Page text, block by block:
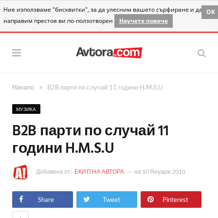
Ние използваме "бисквитки", за да улесним вашето сърфиране и да
направим престоя ви по-ползотворен
Научете повече
OK
Начало » B2B парти по случай 11 години H.M.S.U
МУЗИКА
B2B парти по случай 11
години H.M.S.U
Добавена от: ЕКИП НА АВТОРА на 10 Януари 2010
Share Tweet Pinterest